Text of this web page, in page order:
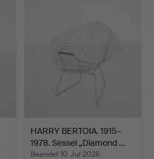
HARRY BERTOIA. 1915–
1978. Sessel „Diamond …
Beendet 10. Jul 2026